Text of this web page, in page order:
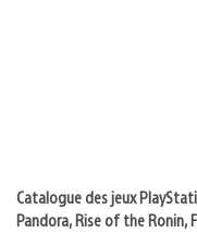
Catalogue des jeux
Pandora, Rise of the